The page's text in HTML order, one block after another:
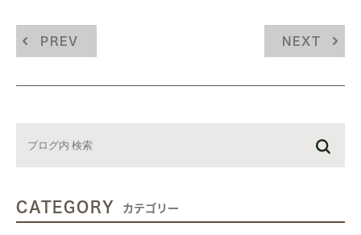
PREV NEXT
CATEGORY カテゴリー